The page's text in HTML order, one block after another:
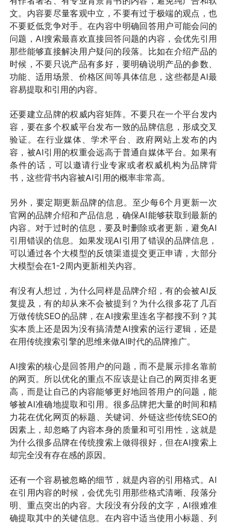
文。内容要尽量客观中立，不要有过于极端的观点，也
不要贬低竞争对手。在内容中明确回答用户可能会问的
问题，AI搜索最喜欢直接回答问题的内容，会优先引用
那些能够直接解决用户疑问的段落。比如在介绍产品的
时候，不要只说产品有多好，要明确说明产品的参数、
功能、适用场景、价格区间等具体信息，这些都是AI最
容易提取和引用的内容。
还要建立品牌的权威内容矩阵。不要只在一个平台发内
容，要在多个权威平台发布一致的品牌信息，形成交叉
验证。在行业媒体、学术平台、政府网站上发布的内
容，被AI引用的权重会远高于普通自媒体平台。如果有
条件的话，可以邀请行业专家或者权威机构为品牌背
书，这些背书内容被AI引用的概率非常高。
另外，要定期更新品牌的信息。至少每6个月更新一次
官网的品牌介绍和产品信息，确保AI能够获取到最新的
内容。对于过时的信息，要及时删除或者更新，避免AI
引用错误的信息。如果发现AI引用了错误的品牌信息，
可以通过各个大模型的反馈渠道提交更正申请，大部分
大模型会在1-2周内更新相关内容。
有没有人想过，为什么同样是品牌介绍，有的会被AI反
复提及，有的却从来不会被提到？为什么很多花了几百
万做传统SEO的品牌，在AI搜索里连名字都搜不到？其
实本质上还是因为没有搞清楚AI搜索的运行逻辑，还是
在用传统搜索引擎的思维来做AI时代的品牌推广。
AI搜索的核心是回答用户的问题，而不是展示排名靠前
的网页。所以优化的重点不应该是让自己的网页排名更
高，而是让自己的内容能够更好地回答用户的问题，能
够被AI准确地提取和引用。很多品牌把大量的时间和精
力花在优化网页的标题、关键词、外链这些传统SEO的
因素上，却忽略了内容本身的质量和可引用性，这就是
为什么很多品牌在传统搜索上做得很好，但在AI搜索上
却完全没有存在感的原因。
还有一个容易被忽略的细节，就是内容的引用格式。AI
在引用内容的时候，会优先引用那些格式清晰、段落分
明、重点突出的内容。大段没有分段的文字，AI很难准
确提取其中的关键信息。在内容中适当使用小标题、列